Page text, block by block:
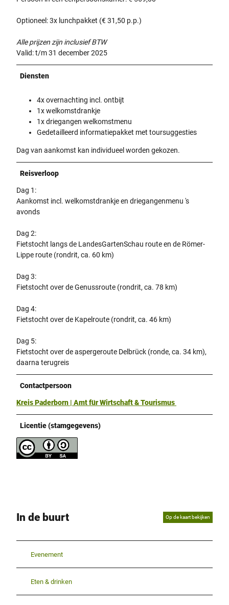
Optioneel: 3x lunchpakket (€ 31,50 p.p.)
Alle prijzen zijn inclusief BTW
Valid: t/m 31 december 2025
Diensten
4x overnachting incl. ontbijt
1x welkomstdrankje
1x driegangen welkomstmenu
Gedetailleerd informatiepakket met toursuggesties
Dag van aankomst kan individueel worden gekozen.
Reisverloop
Dag 1:
Aankomst incl. welkomstdrankje en driegangenmenu 's
avonds
Dag 2:
Fietstocht langs de LandesGartenSchau route en de Römer-
Lippe route (rondrit, ca. 60 km)
Dag 3:
Fietstocht over de Genussroute (rondrit, ca. 78 km)
Dag 4:
Fietstocht over de Kapelroute (rondrit, ca. 46 km)
Dag 5:
Fietstocht over de aspergeroute Delbrück (ronde, ca. 34 km),
daarna terugreis
Contactpersoon
Kreis Paderborn | Amt für Wirtschaft & Tourismus
Licentie (stamgegevens)
In de buurt Op de kaart bekijken
Evenement
Eten & drinken